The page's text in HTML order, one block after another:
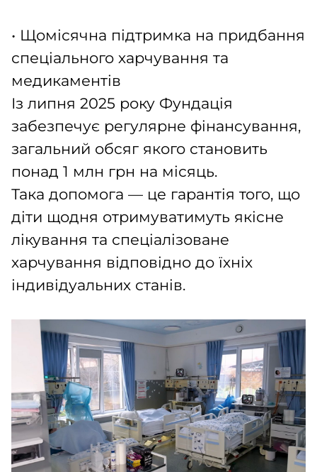
• Щомісячна підтримка на придбання
спеціального харчування та
медикаментів
Із липня 2025 року Фундація
забезпечує регулярне фінансування,
загальний обсяг якого становить
понад 1 млн грн на місяць.
Така допомога — це гарантія того, що
діти щодня отримуватимуть якісне
лікування та спеціалізоване
харчування відповідно до їхніх
індивідуальних станів.